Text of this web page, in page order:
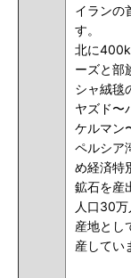
イランの
す。
北に
ーズと部
シャ絨毯
ヤズド〜
ケルマン
ペルシア
め経済特
鉱石を産
人口30
産地とし
産してい